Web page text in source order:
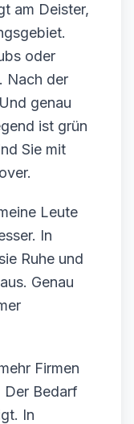
am Deister,
oder
Nach der
genau
ist grün
Sie mit
Leute
In
Ruhe und
Genau
Firmen
Der Bedarf
In